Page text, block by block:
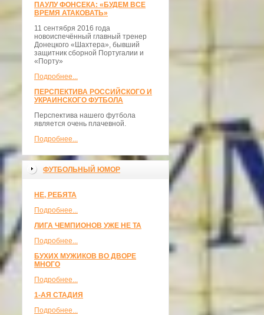
ПАУЛУ ФОНСЕКА: «БУДЕМ ВСЕ
ВРЕМЯ АТАКОВАТЬ»
11 сентября 2016 года
новоиспечённый главный тренер
Донецкого «Шахтера», бывший
защитник сборной Португалии и
«Порту»
Подробнее...
ПЕРСПЕКТИВА РОССИЙСКОГО И
УКРАИНСКОГО ФУТБОЛА
Перспектива нашего футбола
является очень плачевной.
Подробнее...
ФУТБОЛЬНЫЙ ЮМОР
НЕ, РЕБЯТА
Подробнее...
ЛИГА ЧЕМПИОНОВ УЖЕ НЕ ТА
Подробнее...
БУХИХ МУЖИКОВ ВО ДВОРЕ
МНОГО
Подробнее...
1-АЯ СТАДИЯ
Подробнее...